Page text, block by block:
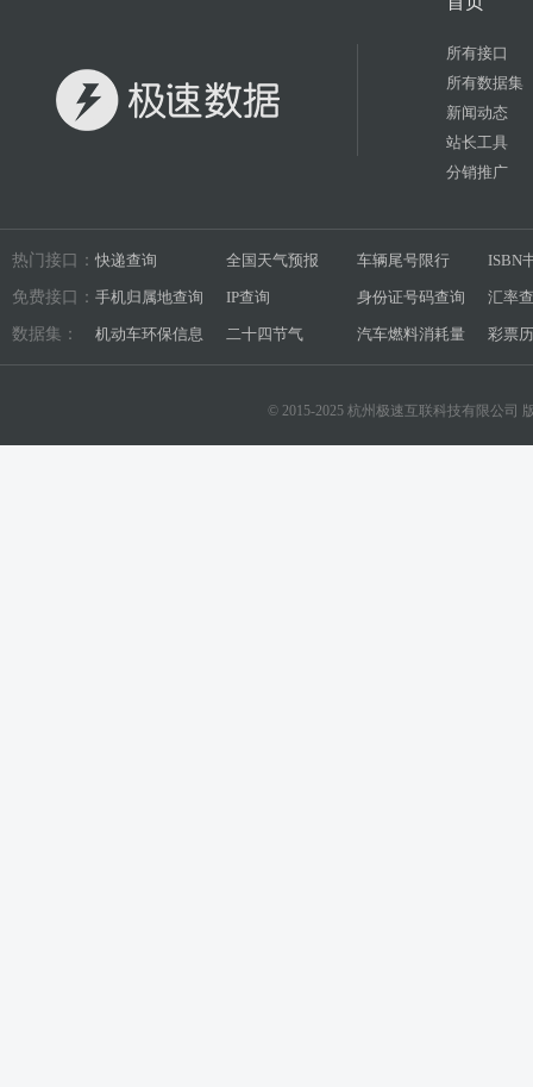
所有接口
所有数据集
新闻动态
站长工具
分销推广
热门接口： 快递查询 全国天气预报 车辆尾号限行 ISBN
免费接口： 手机归属地查询 IP查询 身份证号码查询 汇率
数据集： 机动车环保信息 二十四节气 汽车燃料消耗量 彩票
© 2015-2025 杭州极速互联科技有限公司